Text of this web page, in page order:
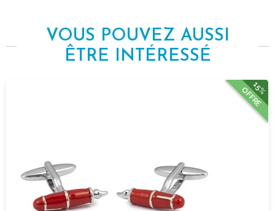
VOUS POUVEZ AUSSI
ÊTRE INTÉRESSÉ
15%
OFFRE